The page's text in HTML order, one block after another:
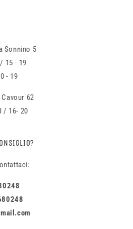
Sonnino 5
15 - 19
- 19
Cavour 62
/ 16- 20